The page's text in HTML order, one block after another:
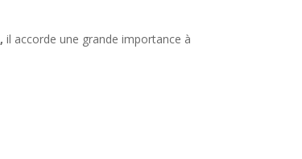
,il accorde une grande importance à